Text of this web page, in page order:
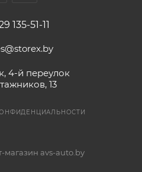
135-51-11
4-й переулок
13
магазин avs-auto.by